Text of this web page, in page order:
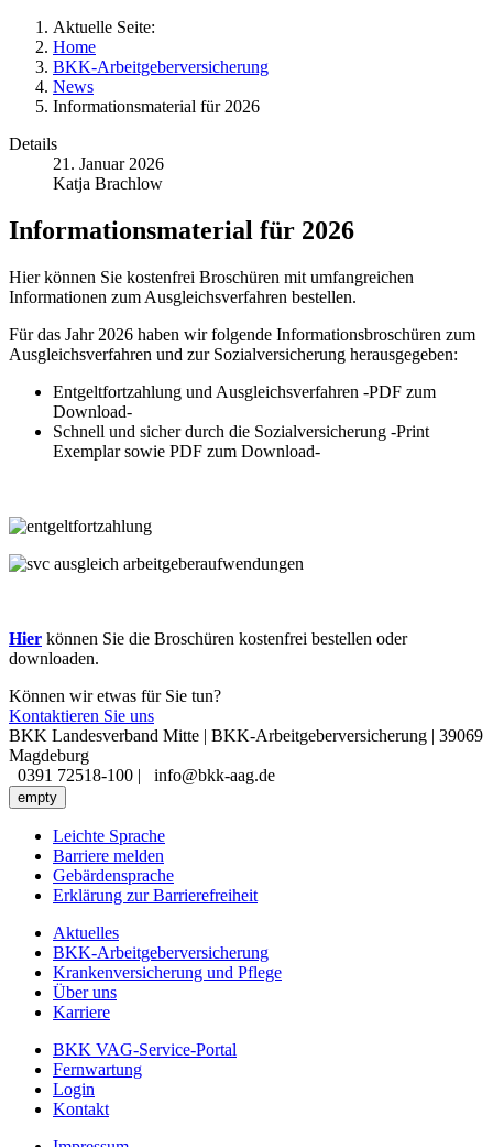
Aktuelle Seite:
Home
BKK-Arbeitgeberversicherung
News
Informationsmaterial für 2026
Details
21. Januar 2026
Katja Brachlow
Informationsmaterial für 2026
Hier können Sie kostenfrei Broschüren mit umfangreichen
Informationen zum Ausgleichsverfahren bestellen.
Für das Jahr 2026 haben wir folgende Informationsbroschüren zum
Ausgleichsverfahren und zur Sozialversicherung herausgegeben:
Entgeltfortzahlung und Ausgleichsverfahren -PDF zum
Download-
Schnell und sicher durch die Sozialversicherung -Print
Exemplar sowie PDF zum Download-
Hier können Sie die Broschüren kostenfrei bestellen oder
downloaden.
Können wir etwas für Sie tun?
Kontaktieren Sie uns
BKK Landesverband Mitte | BKK-Arbeitgeberversicherung | 39069
Magdeburg
0391 72518-100 |
info@bkk-aag.de
empty
Leichte Sprache
Barriere melden
Gebärdensprache
Erklärung zur Barrierefreiheit
Aktuelles
BKK-Arbeitgeberversicherung
Krankenversicherung und Pflege
Über uns
Karriere
BKK VAG-Service-Portal
Fernwartung
Login
Kontakt